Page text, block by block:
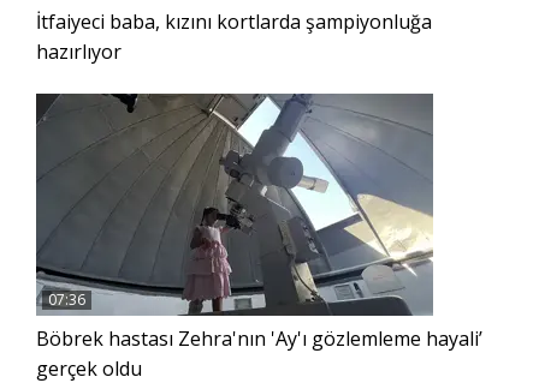
İtfaiyeci baba, kızını kortlarda şampiyonluğa
hazırlıyor
07:36
Böbrek hastası Zehra'nın 'Ay'ı gözlemleme hayali’
gerçek oldu